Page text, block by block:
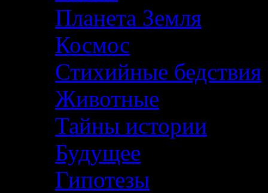
Планета Земля
Космос
Стихийные бедствия
Животные
Тайны истории
Будущее
Гипотезы